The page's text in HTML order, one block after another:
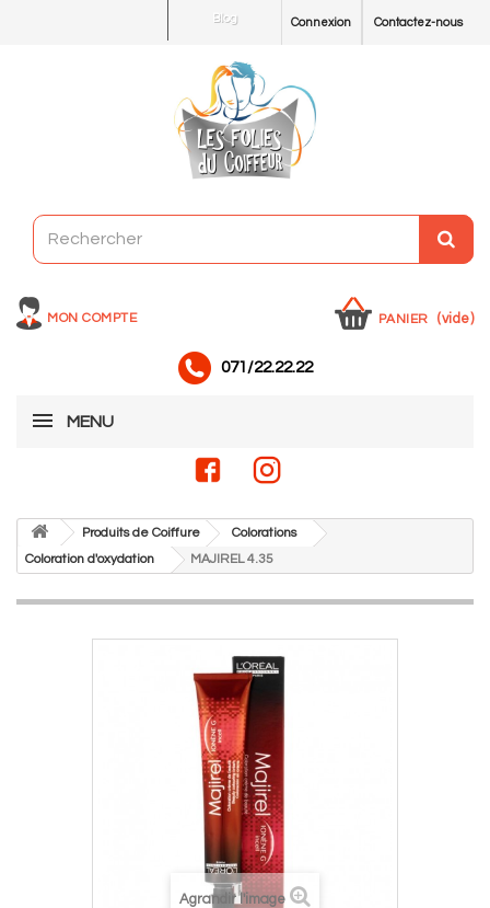
Contactez-nous
Connexion
Blog
MON COMPTE PANIER (vide)
071/22.22.22
MENU
Produits de Coiffure
Colorations
Coloration d'oxydation
MAJIREL 4.35
Agrandir l'image